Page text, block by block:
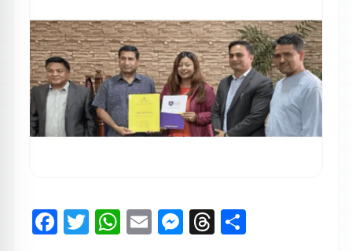
Facebook
Twitter
WhatsApp
EmailMessenger
Threads